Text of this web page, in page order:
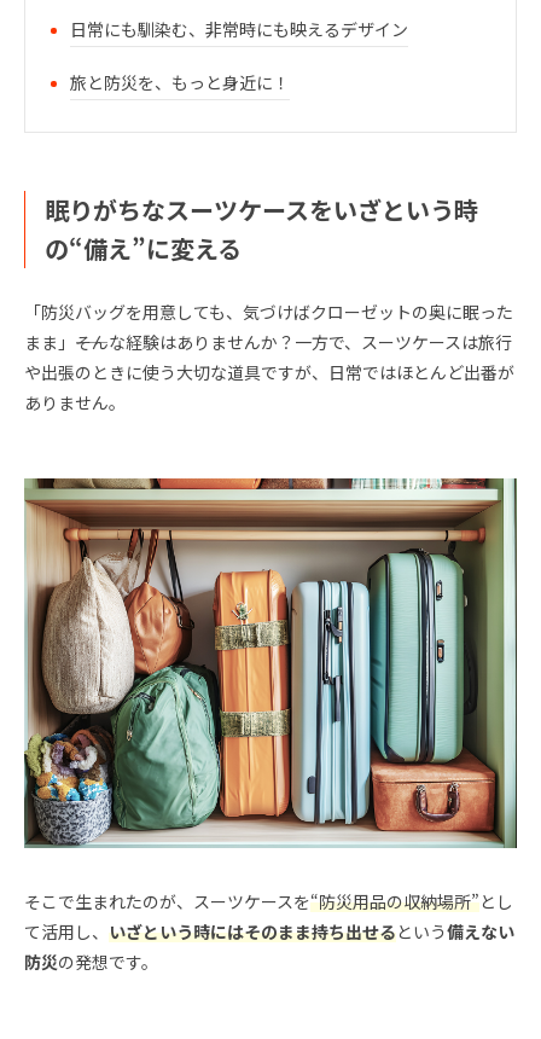
日常にも馴染む、非常時にも映えるデザイン
旅と防災を、もっと身近に！
眠りがちなスーツケースをいざという時
の“備え”に変える
「防災バッグを用意しても、気づけばクローゼットの奥に眠った
まま」――そんな経験はありませんか？一方で、スーツケースは旅行
や出張のときに使う大切な道具ですが、日常ではほとんど出番が
ありません。
そこで生まれたのが、スーツケースを“防災用品の収納場所”とし
て活用し、 いざという時にはそのまま持ち出せるという備えない
防災の発想です。